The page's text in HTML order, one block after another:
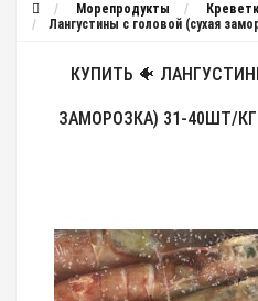
Морепродукты
Лангустины с головой (сухая
КУПИТЬ 🐠
ЗАМОРОЗКА) 31-40ШТ/